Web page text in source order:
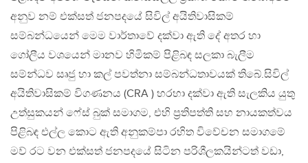
අනුව නම් එක්සත් ජනපදයේ සිවිල් අයිතිවාසිකම්
සම්බන්ධයෙන් මෙම වාර්තාවේ දක්වා ඇති දේ අතර හා
ගෝලීය වශයෙන් මානව හිමිකම් පිළිබඳ සලකා බැලීම
සම්න්ධව සෘජු හා කල් පවත්නා සම්බන්ධතාවයක් තිබේ.සිවිල්
අයිතිවාසිකම් විගණනය (CRA ) හරහා දක්වා ඇති සැලකිය යුතු
උත්සුකයන් ෆේස් බුක් සමාගම, එහි ප්‍රතිපත්ති සහ නායකත්වය
පිළිබඳ එල්ල කොට ඇති අනුකම්පා රහිත විවේචන සමාගමේ
මව් රට වන එක්සත් ජනපදයේ සිටින පරිශීලකයින්ටත් වඩා,